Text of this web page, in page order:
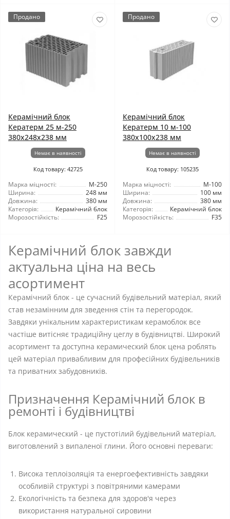
Продано
Керамічний блок
Кератерм 25 м-250
380x248x238 мм
Немає в наявності
Код товару: 42725
Марка міцності:
М-250
Ширина:
248 мм
Довжина:
380 мм
Категорія:
Керамічний блок
Морозостійкість:
F25
Продано
Керамічний блок
Кератерм 10 м-100
380x100x238 мм
Немає в наявності
Код товару: 105235
Марка міцності:
М-100
Ширина:
100 мм
Довжина:
380 мм
Категорія:
Керамічний блок
Морозостійкість:
F35
Керамічний блок завжди
актуальна ціна на весь
асортимент
Керамічний блок - це сучасний будівельний матеріал, який
став незамінним для зведення стін та перегородок.
Завдяки унікальним характеристикам керамоблок все
частіше витісняє традиційну цеглу в будівництві. Широкий
асортимент та доступна керамический блок цена роблять
цей матеріал привабливим для професійних будівельників
та приватних забудовників.
Призначення Керамічний блок в
ремонті і будівництві
Блок керамический - це пустотілий будівельний матеріал,
виготовлений з випаленої глини. Його основні переваги:
Висока теплоізоляція та енергоефективність завдяки
особливій структурі з повітряними камерами
Екологічність та безпека для здоров'я через
використання натуральної сировини